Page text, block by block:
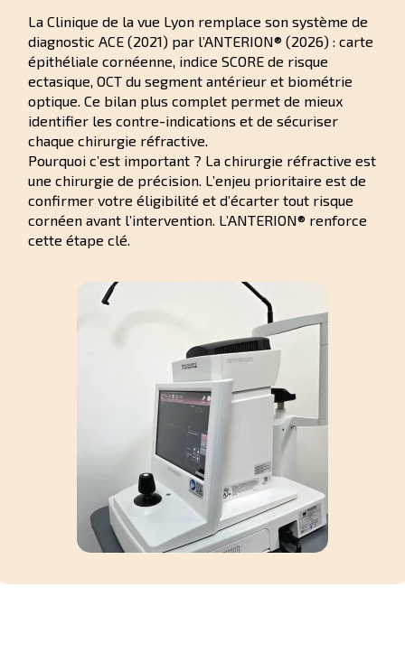
La Clinique de la vue Lyon remplace son système de
diagnostic ACE (2021) par l’ANTERION® (2026) : carte
épithéliale cornéenne, indice SCORE de risque
ectasique, OCT du segment antérieur et biométrie
optique. Ce bilan plus complet permet de mieux
identifier les contre-indications et de sécuriser
chaque chirurgie réfractive.
Pourquoi c’est important ? La chirurgie réfractive est
une chirurgie de précision. L’enjeu prioritaire est de
confirmer votre éligibilité et d’écarter tout risque
cornéen avant l’intervention. L’ANTERION® renforce
cette étape clé.